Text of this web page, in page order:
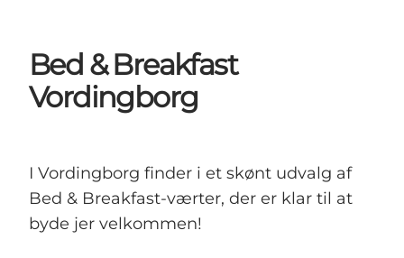
Events
Spis
Overnat
Bed & Breakfast
Vordingborg
I Vordingborg finder i et skønt udvalg af
Bed & Breakfast-værter, der er klar til at
byde jer velkommen!